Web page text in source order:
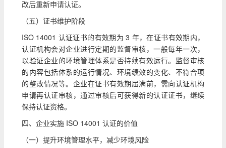
改后重新申请认证。
（五）证书维护阶段
ISO 14001 认证证书的有效期为 3 年，在证书有效期内，
认证机构会对企业进行定期的监督审核，一般每年一次，
以验证企业的环境管理体系是否持续有效运行。监督审核
的内容包括体系的运行情况、环境绩效的变化、不符合项
的整改情况等。企业在证书有效期届满前，需向认证机构
申请再认证审核，通过审核后可获得新的认证证书，继续
保持认证资格。
四、企业实施 ISO 14001 认证的价值
（一）提升环境管理水平，减少环境风险